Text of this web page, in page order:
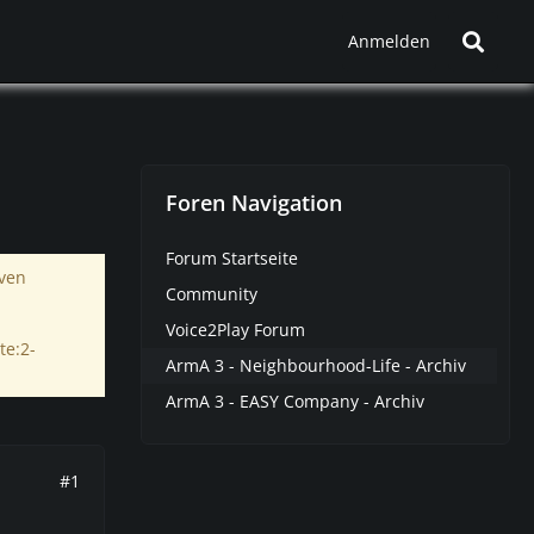
Anmelden
#1
Foren Navigation
Forum Startseite
Community
Voice2Play Forum
ArmA 3 - Neighbourhood-Life - Archiv
ArmA 3 - EASY Company - Archiv